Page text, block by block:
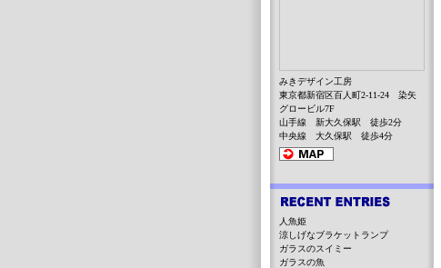
みきデザイン工房
東京都新宿区百人町2-11-24 染矢
グロービル7F
山手線 新大久保駅 徒歩2分
中央線 大久保駅 徒歩4分
人魚姫
涼しげなブラケットランプ
ガラスのスイミー
ガラスの魚